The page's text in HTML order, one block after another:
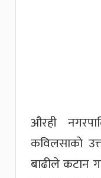
औरही
कविलसाकाे
बाढीले कटान